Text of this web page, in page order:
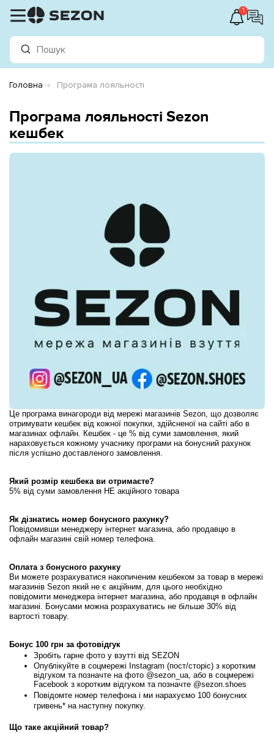
1
Головна Програма лояльності
Програма лояльності Sezon
кешбек
Це програма винагороди від мережі магазинів Sezon, що дозволяє
отримувати кешбек від кожної покупки, здійсненої на сайті або в
магазинах офлайн. Кешбек - це % від суми замовлення, який
нараховується кожному учаснику програми на бонусний рахунок
після успішно доставленого замовлення.
Який розмір кешбека ви отримаєте?
5% від суми замовлення НЕ акційного товара
Як дізнатись номер бонусного рахунку?
Повідомивши менеджеру інтернет магазина, або продавцю в
офлайн магазині свій номер телефона.
Оплата з бонусного рахунку
Ви можете розрахуватися накопиченим кешбеком за товар в мережі
магазинів Sezon який не є акційним, для цього необхідно
повідомити менеджера інтернет магазина, або продавця в офлайн
магазині. Бонусами можна розрахуватись не більше 30% від
вартості товару.
Бонус 100 грн за фотовідгук
Зробіть гарне фото у взутті від SEZON
Опублікуйте в соцмережі Instagram (пост/сторіс) з коротким
відгуком та позначте на фото @sezon_ua, або в соцмережі
Facebook з коротким відгуком та позначте @sezon.shoes
Повідомте номер телефона і ми нарахуємо 100 бонусних
гривень* на наступну покупку.
Що таке акційний товар?